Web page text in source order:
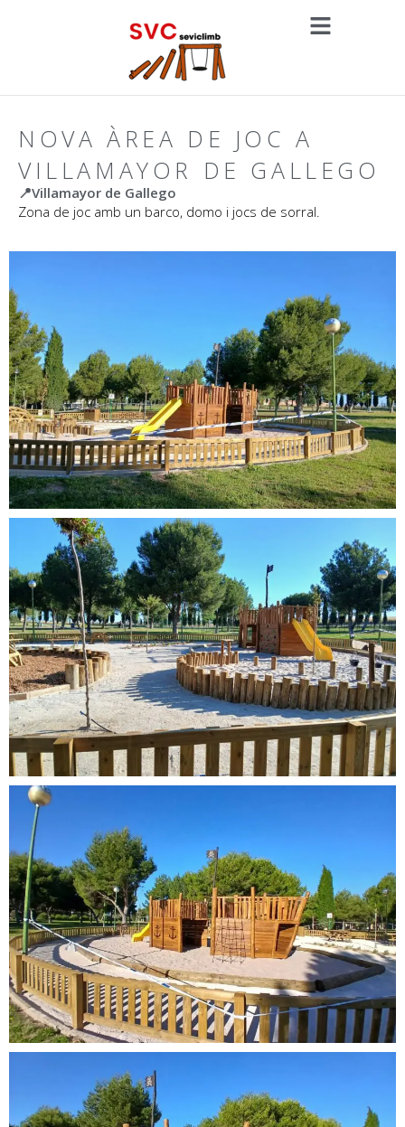
NOVA ÀREA DE JOC A
VILLAMAYOR DE GALLEGO
📍Villamayor de Gallego
Zona de joc amb un barco, domo i jocs de sorral.